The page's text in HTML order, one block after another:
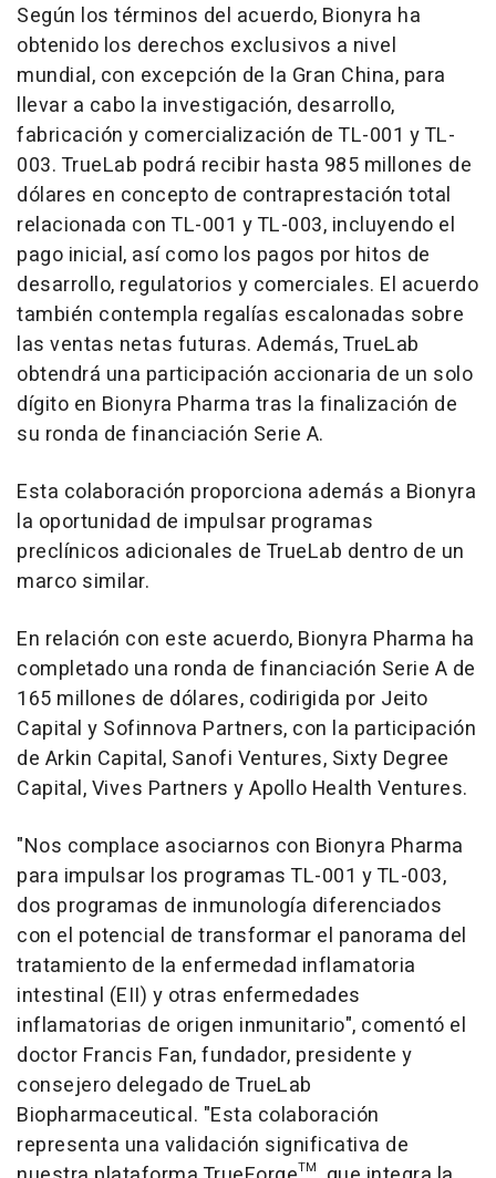
Según los términos del acuerdo, Bionyra ha
obtenido los derechos exclusivos a nivel
mundial, con excepción de la Gran China, para
llevar a cabo la investigación, desarrollo,
fabricación y comercialización de TL-001 y TL-
003. TrueLab podrá recibir hasta 985 millones de
dólares en concepto de contraprestación total
relacionada con TL-001 y TL-003, incluyendo el
pago inicial, así como los pagos por hitos de
desarrollo, regulatorios y comerciales. El acuerdo
también contempla regalías escalonadas sobre
las ventas netas futuras. Además, TrueLab
obtendrá una participación accionaria de un solo
dígito en Bionyra Pharma tras la finalización de
su ronda de financiación Serie A.
Esta colaboración proporciona además a Bionyra
la oportunidad de impulsar programas
preclínicos adicionales de TrueLab dentro de un
marco similar.
En relación con este acuerdo, Bionyra Pharma ha
completado una ronda de financiación Serie A de
165 millones de dólares, codirigida por Jeito
Capital y Sofinnova Partners, con la participación
de Arkin Capital, Sanofi Ventures, Sixty Degree
Capital, Vives Partners y Apollo Health Ventures.
"Nos complace asociarnos con Bionyra Pharma
para impulsar los programas TL-001 y TL-003,
dos programas de inmunología diferenciados
con el potencial de transformar el panorama del
tratamiento de la enfermedad inflamatoria
intestinal (EII) y otras enfermedades
inflamatorias de origen inmunitario", comentó el
doctor Francis Fan, fundador, presidente y
consejero delegado de TrueLab
Biopharmaceutical. "Esta colaboración
representa una validación significativa de